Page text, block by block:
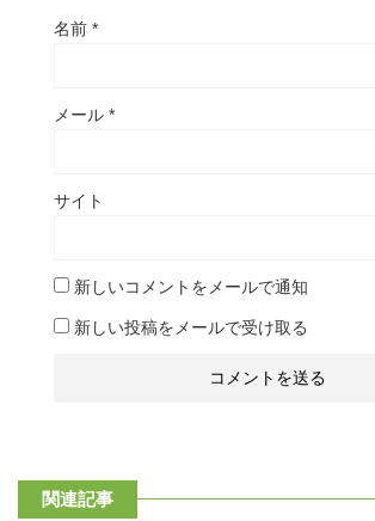
名前 *
メール *
サイト
新しいコメントをメールで通知
新しい投稿をメールで受け取る
関連記事